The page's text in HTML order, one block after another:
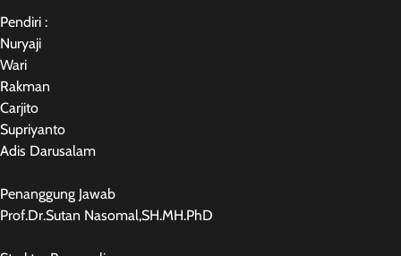
Pendiri :
Nuryaji
Wari
Rakman
Carjito
Supriyanto
Adis Darusalam
Penanggung Jawab
Prof.Dr.Sutan Nasomal,SH.MH.PhD